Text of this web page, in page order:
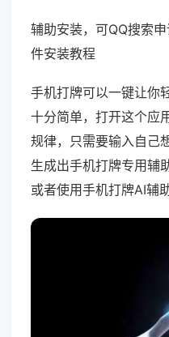
辅助安装，可QQ搜索
件安装教程
手机打牌可以一键让你
十分简单，打开这个应
规律，只需要输入自己
生成出手机打牌专用辅
或者使用手机打牌AI辅